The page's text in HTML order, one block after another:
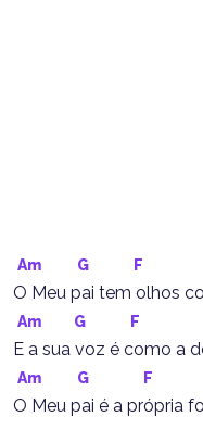
Am G F
O Meu pai tem olhos
Am G F
E a sua voz é como a
Am G F
O Meu pai é a própria